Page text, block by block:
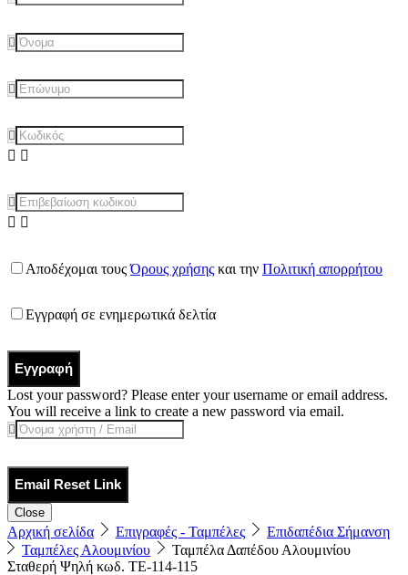
Αποδέχομαι τουςΌρους χρήσης και την Πολιτική απορρήτου
Εγγραφή σε ενημερωτικά δελτία
Εγγραφή
Lost your password? Please enter your username or email address.
You will receive a link to create a new password via email.
Email Reset Link
Close
Αρχική σελίδα Επιγραφές - Ταμπέλες
Επιδαπέδια Σήμανση
Ταμπέλες Αλουμινίου
Ταμπέλα Δαπέδου Αλουμινίου
Σταθερή Ψηλή κωδ. ΤΕ-114-115